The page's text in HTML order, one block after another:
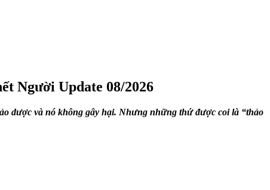
Người Update 08/2026
dược và nó không gây hại. Nhưng những thứ được coi là “thảo